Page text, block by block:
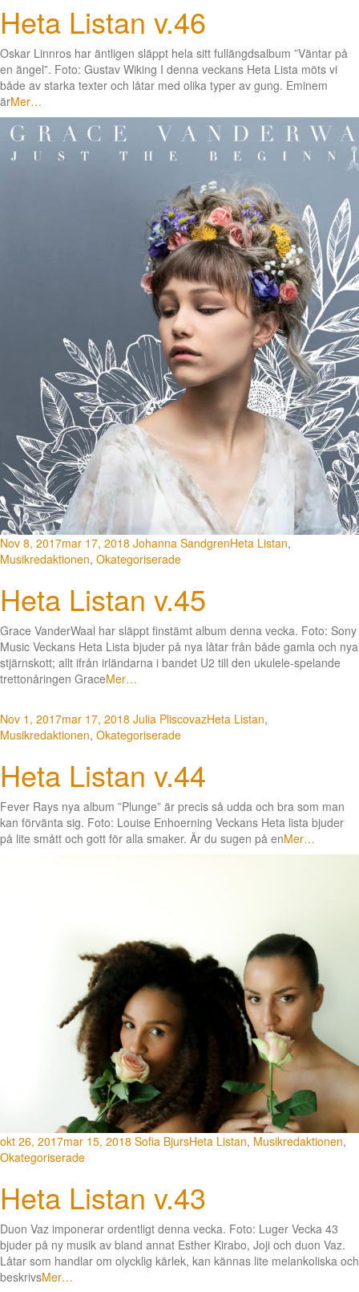
Heta Listan v.46
Oskar Linnros har äntligen släppt hela sitt fullängdsalbum ”Väntar på
en ängel”. Foto: Gustav Wiking I denna veckans Heta Lista möts vi
både av starka texter och låtar med olika typer av gung. Eminem
ärMer…
Nov 8, 2017mar 17, 2018 Johanna SandgrenHeta Listan,
Musikredaktionen, Okategoriserade
Heta Listan v.45
Grace VanderWaal har släppt finstämt album denna vecka. Foto: Sony
Music Veckans Heta Lista bjuder på nya låtar från både gamla och nya
stjärnskott; allt ifrån irländarna i bandet U2 till den ukulele-spelande
trettonåringen GraceMer…
Nov 1, 2017mar 17, 2018 Julia PliscovazHeta Listan,
Musikredaktionen, Okategoriserade
Heta Listan v.44
Fever Rays nya album ”Plunge” är precis så udda och bra som man
kan förvänta sig. Foto: Louise Enhoerning Veckans Heta lista bjuder
på lite smått och gott för alla smaker. Är du sugen på enMer…
okt 26, 2017mar 15, 2018 Sofia BjursHeta Listan, Musikredaktionen,
Okategoriserade
Heta Listan v.43
Duon Vaz imponerar ordentligt denna vecka. Foto: Luger Vecka 43
bjuder på ny musik av bland annat Esther Kirabo, Joji och duon Vaz.
Låtar som handlar om olycklig kärlek, kan kännas lite melankoliska och
beskrivsMer…